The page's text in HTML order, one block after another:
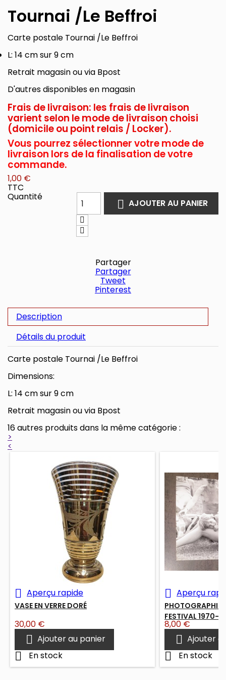
Tournai /Le Beffroi
Carte postale Tournai /Le Beffroi
L: 14 cm sur 9 cm
Retrait magasin ou via Bpost
D'autres disponibles en magasin
Frais de livraison: les frais de livraison
varient selon le mode de livraison choisi
(domicile ou point relais / Locker).
Vous pourrez sélectionner votre mode de
livraison lors de la finalisation de votre
commande.
1,00 €
TTC
Quantité
 AJOUTER AU PANIER
Partager
Partager
Tweet
Pinterest
Description
Détails du produit
Carte postale Tournai /Le Beffroi
Dimensions:
L: 14 cm sur 9 cm
Retrait magasin ou via Bpost
16 autres produits dans la même catégorie :
>
<
 Aperçu rapide
VASE EN VERRE DORÉ
Prix
30,00 €
 Ajouter au panier
 En stock
 Aperçu
PHOTOGRAPHIE
FESTIVAL 1970-
Prix
8,00 €
 Ajouter
 En stock